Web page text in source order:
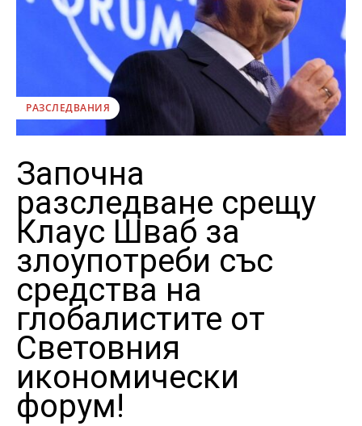
РАЗСЛЕДВАНИЯ
Започна
разследване срещу
Клаус Шваб за
злоупотреби със
средства на
глобалистите от
Световния
икономически
форум!